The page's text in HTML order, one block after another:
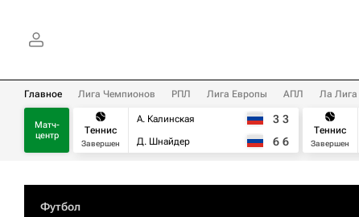
Главное Лига Чемпионов РПЛ Лига Европы АПЛ Ла Лига
Матч-
центр
Теннис
Завершен
А. Калинская
Д. Шнайдер
3 3
6 6
Теннис
Завершен
Футбол